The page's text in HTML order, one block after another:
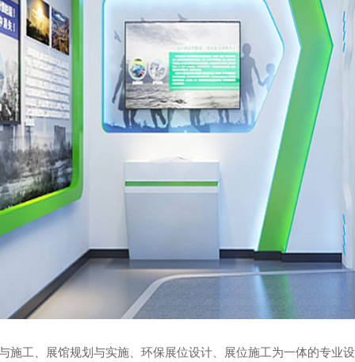
施工、展馆规划与实施、环保展位设计、展位施工为一体的专业设